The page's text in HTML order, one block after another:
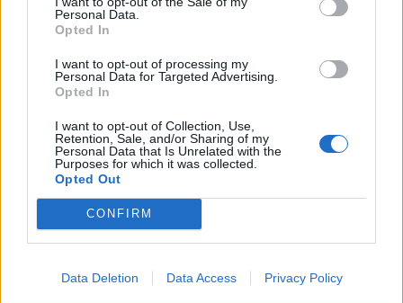
Personal Data.
Opted In
I want to opt-out of processing my
Personal Data for Targeted Advertising.
Opted In
I want to opt-out of Collection, Use,
Retention, Sale, and/or Sharing of my
Personal Data that Is Unrelated with the
Purposes for which it was collected.
Opted Out
CONFIRM
Data Deletion Data Access Privacy Policy
ο συλληφθείς είχε κλαπεί πρόσφατα στην περιοχή
της Ομόνοιας και ανήκε σε έτερο άτομο το οποίο
είχε δηλώσει σε αρμόδιο τμήμα ασφαλείας την
απώλεια του.
Η ποσότητα των 2 κιλών και 500 περίπου
γραμμαρίων φυτικών αποσπασμάτων κάνναβης
κατασχέθηκε, ο δε συλληφθείς δράστης μετά της
σχηματισθείσης δικογραφίας οδηγήθηκε ενώπιον
του κ. Εισαγγελέα Πρωτοδικών Αθηνών όπου μετά